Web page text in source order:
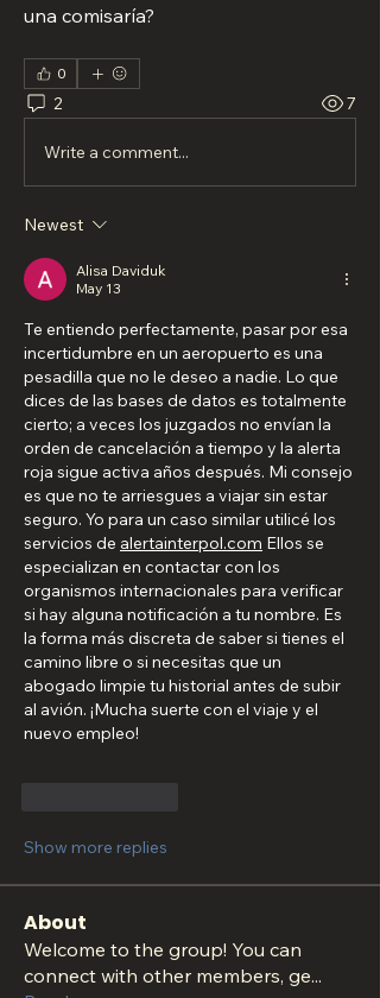
una comisaría?
0
2 7
Write a comment...
Newest
Alisa Daviduk
May 13
Te entiendo perfectamente, pasar por esa
incertidumbre en un aeropuerto es una
pesadilla que no le deseo a nadie. Lo que
dices de las bases de datos es totalmente
cierto; a veces los juzgados no envían la
orden de cancelación a tiempo y la alerta
roja sigue activa años después. Mi consejo
es que no te arriesgues a viajar sin estar
seguro. Yo para un caso similar utilicé los
servicios de alertainterpol.com Ellos se
especializan en contactar con los
organismos internacionales para verificar
si hay alguna notificación a tu nombre. Es
la forma más discreta de saber si tienes el
camino libre o si necesitas que un
abogado limpie tu historial antes de subir
al avión. ¡Mucha suerte con el viaje y el
nuevo empleo!
Show more replies
About
Welcome to the group! You can
connect with other members, ge...